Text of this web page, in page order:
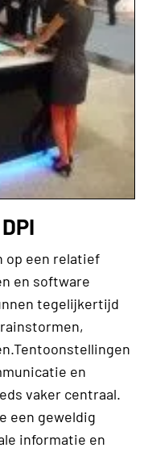
op een relatief
en software
tegelijkertijd
en
vaker centraal.
een geweldig
informatie en